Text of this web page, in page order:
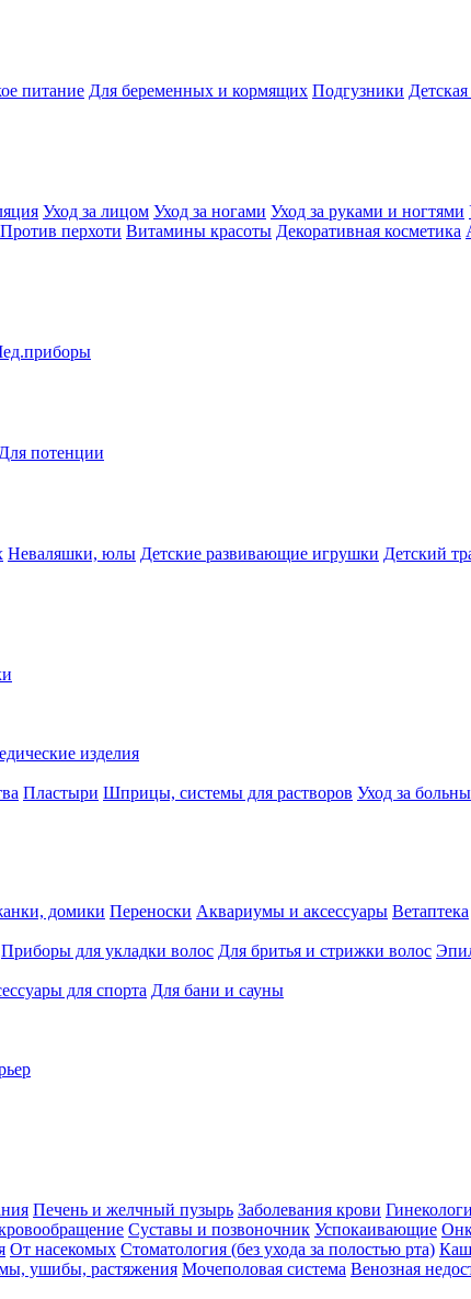
питание Для беременных и кормящих Подгузники
Уход за лицом Уход за ногами Уход за руками и ногтями
Против перхоти Витамины красоты Декоративная косметика
Для потенции
Неваляшки, юлы Детские развивающие игрушки Детский
изделия
Пластыри Шприцы, системы для растворов Уход за
домики Переноски Аквариумы и аксессуары Ветаптека
Приборы для укладки волос Для бритья и стрижки волос
для спорта Для бани и сауны
Печень и желчный пузырь Заболевания крови
Суставы и позвоночник Успокаивающие
От насекомых Стоматология (без ухода за полостью рта)
ушибы, растяжения Мочеполовая система Венозная